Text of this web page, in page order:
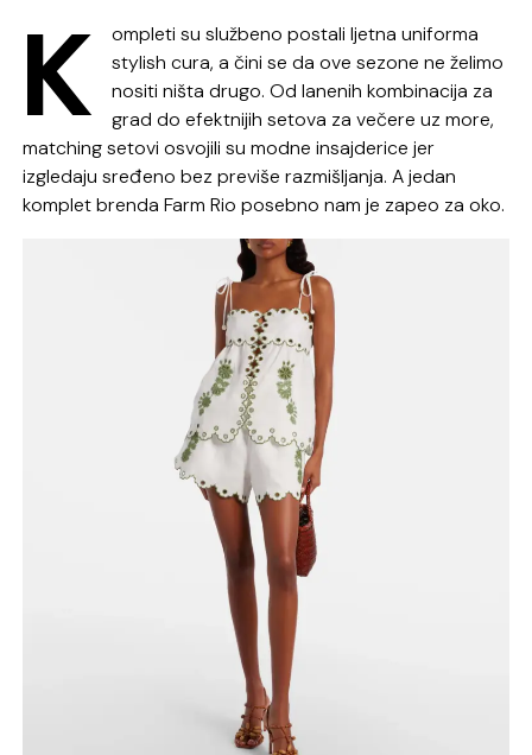
K
ompleti su službeno postali ljetna uniforma
stylish cura, a čini se da ove sezone ne želimo
nositi ništa drugo. Od lanenih kombinacija za
grad do efektnijih setova za večere uz more,
matching setovi osvojili su modne insajderice jer
izgledaju sređeno bez previše razmišljanja. A jedan
komplet brendaFarm Rio posebno nam je zapeo za oko.